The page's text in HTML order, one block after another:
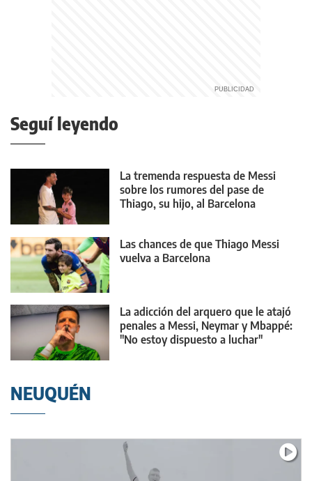
Seguí leyendo
La tremenda respuesta de Messi
sobre los rumores del pase de
Thiago, su hijo, al Barcelona
Las chances de que Thiago Messi
vuelva a Barcelona
La adicción del arquero que le atajó
penales a Messi, Neymar y Mbappé:
"No estoy dispuesto a luchar"
NEUQUÉN